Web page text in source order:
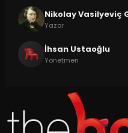
Nikolay Vasilyeviç
Yazar
İhsan Ustaoğlu
Yönetmen